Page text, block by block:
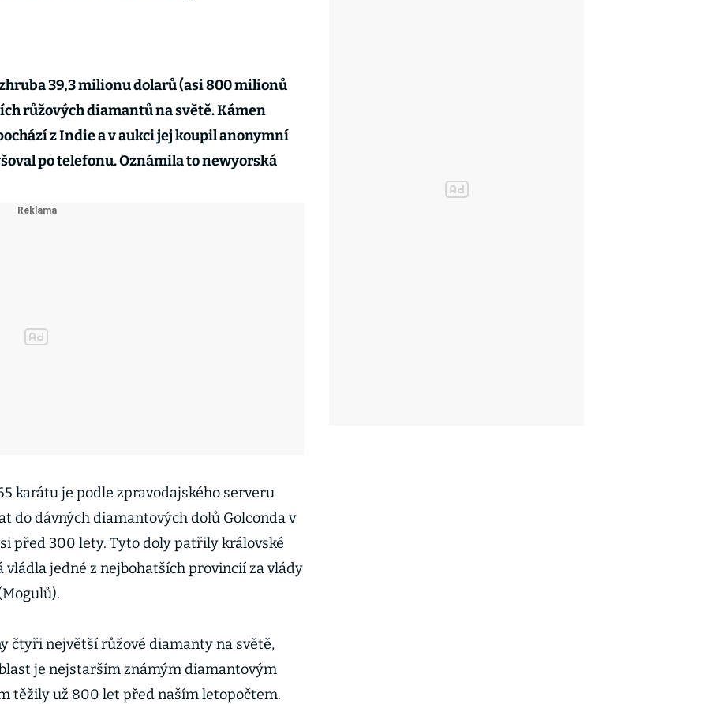
39,3 milionu dolarů (asi 800 milionů
růžových diamantů na světě. Kámen
z Indie a v aukci jej koupil anonymní
po telefonu. Oznámila to newyorská
karátu je podle zpravodajského serveru
do dávných diamantových dolů Golconda v
před 300 lety. Tyto doly patřily královské
vládla jedné z nejbohatších provincií za vlády
čtyři největší růžové diamanty na světě,
je nejstarším známým diamantovým
těžily už 800 let před naším letopočtem.